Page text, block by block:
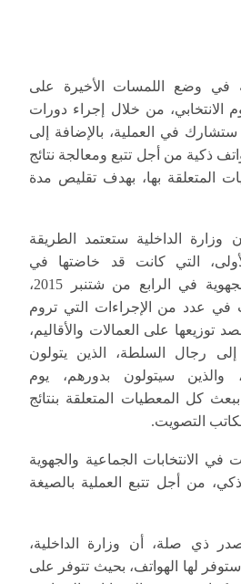
في وضع اللمسات الأخيرة علی
الانتخابي، من خلال إجراء دورات
ستشارك في العملية، بالإضافة إلى
ذكية من أجل تتبع ومعالجة نتائج
المتعلقة بها، بهدف تقليص مدة
وزارة الداخلية ستعتمد الطريقة
التي كانت قد خاضتها في
الانتخابات الجماعية والجهوية في الرابع من شتنبر 2015،
عدد من الإجراءات التي تروم
توزيعها على العمالات والأقاليم،
إلى رجال السلطة، الذين يتولون
والذين سيتولون بدورهم، يوم
ببعث كل المعطيات المتعلقة بنتائج
التصويت.
الانتخابات الجماعية والجهوية
هاتف ذكي، من أجل تتبع العملية بالصيغة
ذي صلة، أن وزارة الداخلية،
لها الهواتف، بحيث تتوفر على